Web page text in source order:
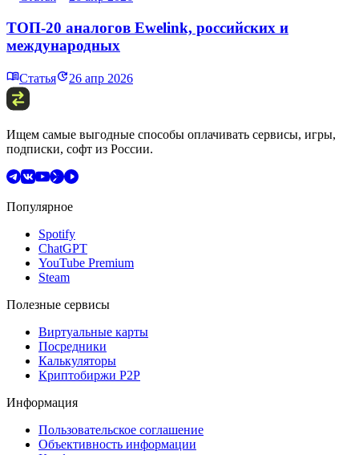
ТОП-20 аналогов Ewelink, российских и
международных
Статья 26 апр 2026
Ищем самые выгодные способы оплачивать сервисы, игры,
подписки, софт из России.
Популярное
Spotify
ChatGPT
YouTube Premium
Steam
Полезные сервисы
Виртуальные карты
Посредники
Калькуляторы
Криптобиржи P2P
Информация
Пользовательское соглашение
Объективность информации